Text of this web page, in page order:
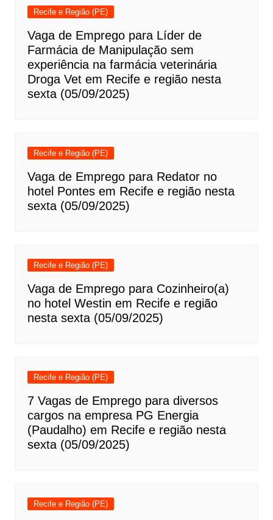
Recife e Região (PE)
Vaga de Emprego para Líder de
Farmácia de Manipulação sem
experiência na farmácia veterinária
Droga Vet em Recife e região nesta
sexta (05/09/2025)
Recife e Região (PE)
Vaga de Emprego para Redator no
hotel Pontes em Recife e região nesta
sexta (05/09/2025)
Recife e Região (PE)
Vaga de Emprego para Cozinheiro(a)
no hotel Westin em Recife e região
nesta sexta (05/09/2025)
Recife e Região (PE)
7 Vagas de Emprego para diversos
cargos na empresa PG Energia
(Paudalho) em Recife e região nesta
sexta (05/09/2025)
Recife e Região (PE)